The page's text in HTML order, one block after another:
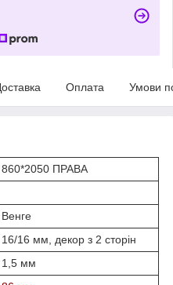
Оплата Умови
860*2050 ПРАВА
Венге
16/16 мм, декор з 2 сторін
1,5 мм